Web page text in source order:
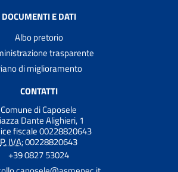
DOCUMENTI E DATI
Albo pretorio
trasparente
di miglioramento
CONTATTI
Comune di Caposele
Dante Alighieri, 1
fiscale 00228820643
P. IVA:00228820643
+39 0827 53024